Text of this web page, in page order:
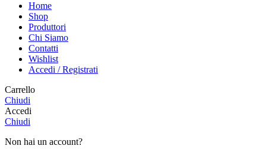
Home
Shop
Produttori
Chi Siamo
Contatti
Wishlist
Accedi / Registrati
Carrello
Chiudi
Accedi
Chiudi
Non hai un account?